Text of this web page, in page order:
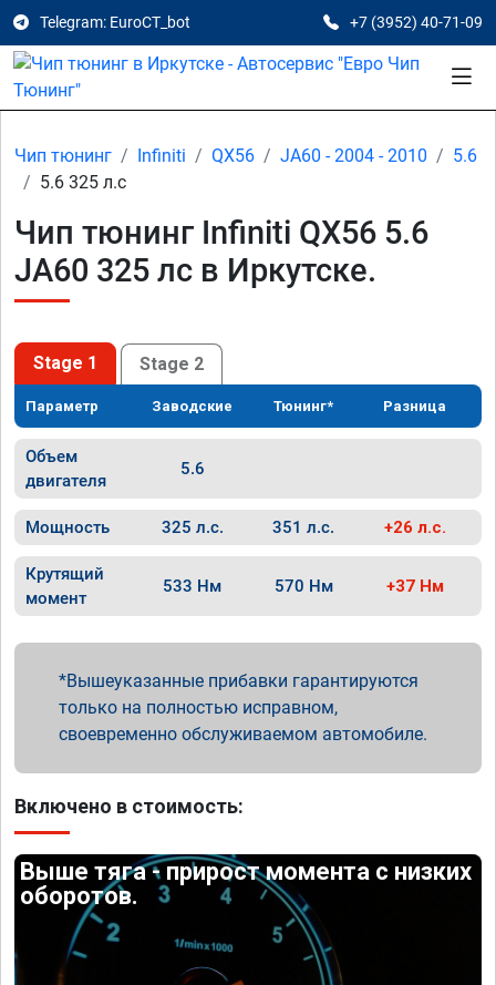
Telegram: EuroCT_bot +7 (3952) 40-71-09
Чип тюнинг Infiniti QX56 JA60 - 2004 - 2010
5.6
5.6 325 л.с
Чип тюнинг Infiniti QX56 5.6
JA60 325 лс в Иркутске.
Stage 1 Stage 2
Параметр Заводские Тюнинг* Разница
Объем
двигателя
5.6
Мощность 325 л.с. 351 л.с. +26 л.с.
Крутящий
момент
533 Нм 570 Нм +37 Нм
Вышеуказанные прибавки гарантируются
только на полностью исправном,
своевременно обслуживаемом автомобиле.
Включено в стоимость:
Выше тяга - прирост момента с низких
оборотов.